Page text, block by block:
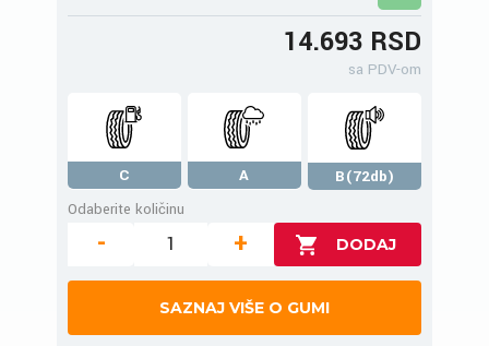
14.693 RSD
sa PDV-om
C A
B(72db)
Odaberite količinu
- +
SAZNAJ VIŠE O GUMI